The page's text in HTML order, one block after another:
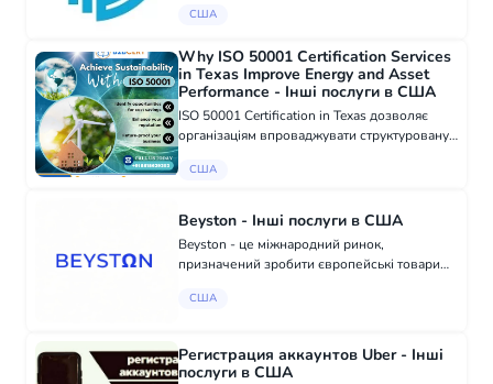
усього друку. Розповідаємо історію вашого
США
Why ISO 50001 Certification Services
in Texas Improve Energy and Asset
Performance - Інші послуги в США
ISO 50001 Certification in Texas дозволяє
організаціям впроваджувати структуровану
акцентується на моніторингу, контролі та
США
Beyston - Інші послуги в США
Beyston - це міжнародний ринок,
призначений зробити європейські товари
всьому світу за допомогою безпечної та
США
Регистрация аккаунтов Uber - Інші
послуги в США